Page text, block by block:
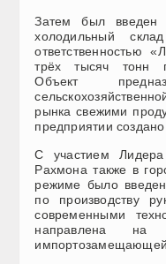
Затем был введен
холодильный
ответственностью
трёх тысяч тонн
Объект
рынка свежими
предприятии
С участием
Рахмона также в
режиме было
по производству
современными
направлена на
импортозамещающей